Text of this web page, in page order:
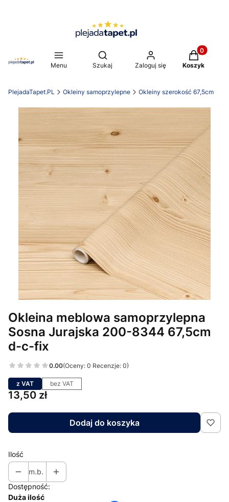
Menu
Otwórz wyszukiwarkę
Szukaj Zaloguj się
Produkty
Koszyk
PlejadaTapet.PL Okleiny samoprzylepne Okleiny szerokość 67,5cm
Okleina meblowa samoprzylepna
Sosna Jurajska 200-8344 67,5cm
d-c-fix
0.00(Oceny: 0 Recenzje: 0)
z VAT bez VAT
Cena
13,50 zł
Dodaj do koszyka
Ilość
m.b.
Dostępność:
Duża ilość